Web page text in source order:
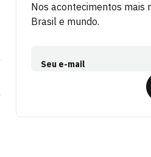
Nos acontecimentos mais
Brasil e mundo.
Seu e-mail